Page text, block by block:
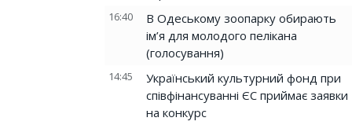
16:40
В Одеському зоопарку обирають
ім’я для молодого пелікана
(голосування)
14:45
Український культурний фонд при
співфінансуванні ЄС приймає заявки
на конкурс